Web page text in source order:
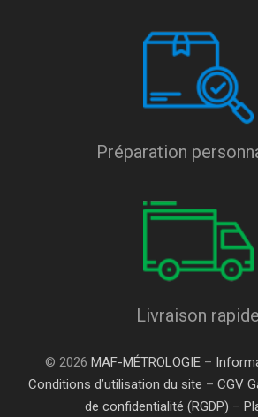
Préparation
Livraison rapide
© 2026 MAF-MÉTROLOGIE–
Conditions d’utilisation du site – CGV
de confidentialité (RGDP) –